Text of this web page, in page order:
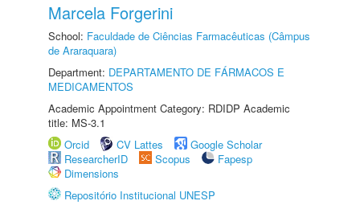
Marcela Forgerini
School: Faculdade de Ciências Farmacêuticas (Câmpus
de Araraquara)
Department: DEPARTAMENTO DE FÁRMACOS E
MEDICAMENTOS
Academic Appointment Category: RDIDP Academic
title: MS-3.1
Orcid
CV Lattes
Google Scholar
ResearcherID
Scopus
Fapesp
Dimensions
Repositório Institucional UNESP